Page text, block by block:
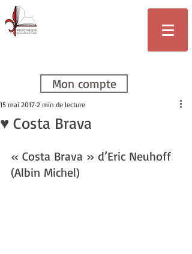
Mon compte
♥ Costa Brava
15 mai 2017 2 min de lecture
« Costa Brava » d’Eric Neuhoff
(Albin Michel)